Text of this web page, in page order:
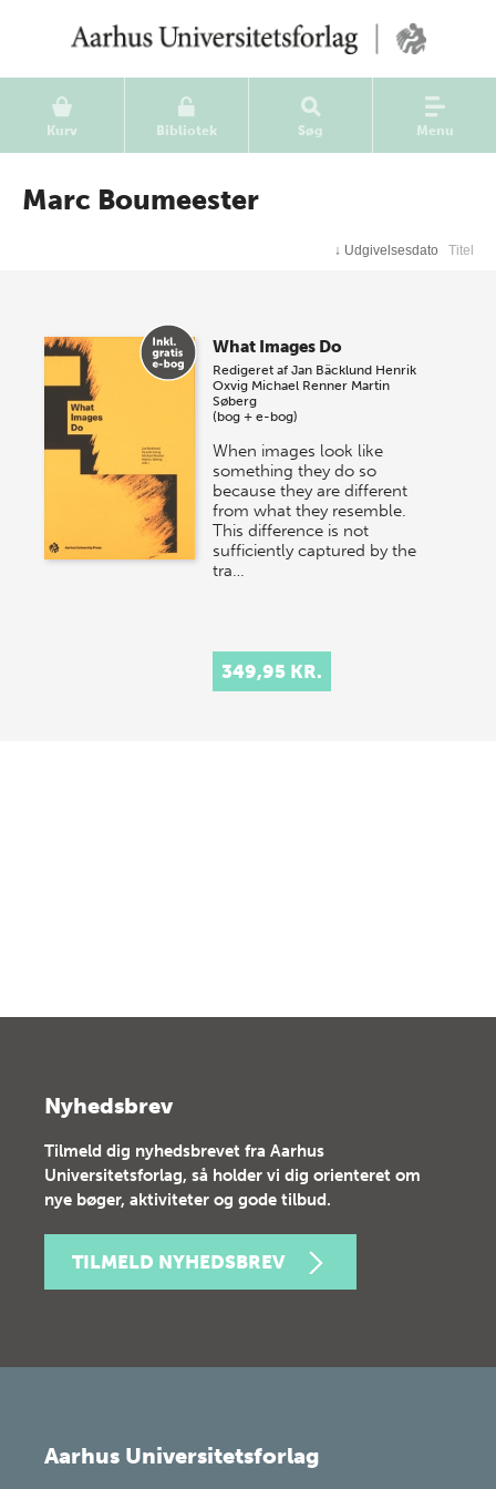
Kurv Bibliotek Søg Menu
Marc Boumeester
↓ Udgivelsesdato Titel
What Images Do
Redigeret afJan Bäcklund Henrik
Oxvig Michael Renner Martin
Søberg
(bog + e-bog)
When images look like
something they do so
because they are different
from what they resemble.
This difference is not
sufficiently captured by the
tra…
349,95 KR.
Nyhedsbrev
Tilmeld dig nyhedsbrevet fra Aarhus
Universitetsforlag, så holder vi dig orienteret om
nye bøger, aktiviteter og gode tilbud.
TILMELD NYHEDSBREV
Aarhus Universitetsforlag